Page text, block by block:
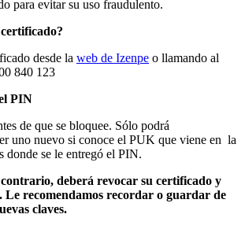
para evitar su uso fraudulento.
desde la web de Izenpe o llamando al
840 123
PIN
de que se bloquee. Sólo podrá
uno nuevo si conoce el PUK que viene en la
donde se le entregó el PIN.
deberá revocar su certificado y
Le recomendamos recordar o guardar de
claves.